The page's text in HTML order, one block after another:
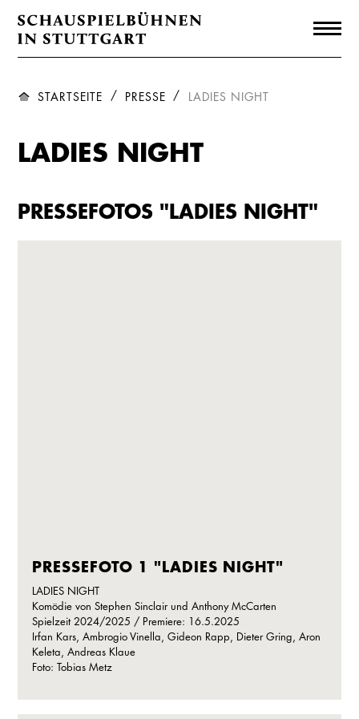
STARTSEITE PRESSE LADIES NIGHT
LADIES NIGHT
PRESSEFOTOS "LADIES NIGHT"
PRESSEFOTO 1 "LADIES NIGHT"
LADIES NIGHT
Komödie von Stephen Sinclair und Anthony McCarten
Spielzeit 2024/2025 / Premiere: 16.5.2025
Irfan Kars, Ambrogio Vinella, Gideon Rapp, Dieter Gring, Aron
Keleta, Andreas Klaue
Foto: Tobias Metz